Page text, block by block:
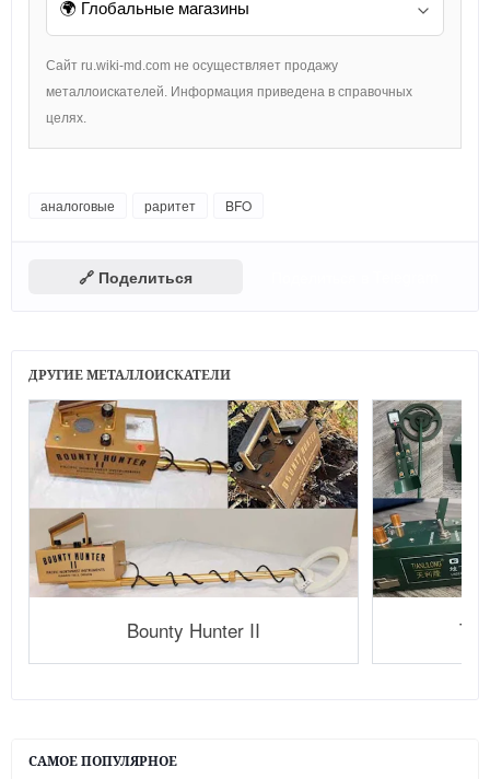
Сайт ru.wiki-md.com не осуществляет продажу
металлоискателей. Информация приведена в справочных
целях.
аналоговые раритет BFO
🔗 Поделиться
ДРУГИЕ МЕТАЛЛОИСКАТЕЛИ
Bounty Hunter II
САМОЕ ПОПУЛЯРНОЕ